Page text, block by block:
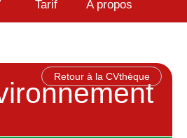
Tarif A propos
Retour à la CVthèque